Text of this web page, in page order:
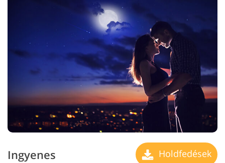
Ingyenes Holdfedések